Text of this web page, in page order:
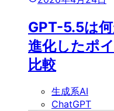
GPT-5.5は
進化したポ
比較
生成系AI
ChatGPT